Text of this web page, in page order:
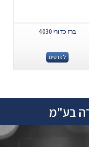
ברז כדורי 4030
לפרטים
בע"מ